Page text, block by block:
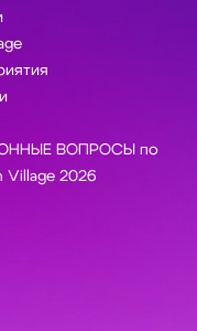
ВОПРОСЫ по
Village 2026